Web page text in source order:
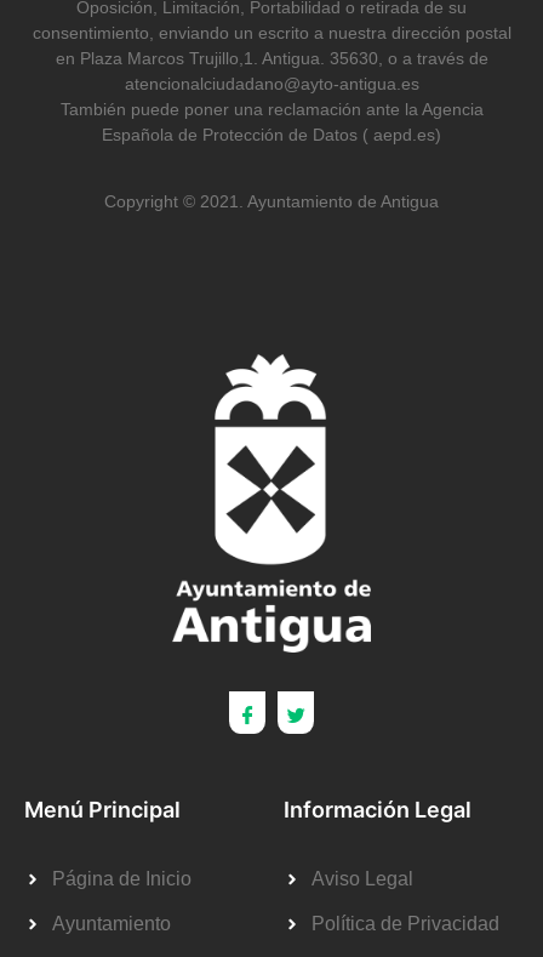
Oposición, Limitación, Portabilidad o retirada de su
consentimiento, enviando un escrito a nuestra dirección postal
en Plaza Marcos Trujillo,1. Antigua. 35630, o a través de
atencionalciudadano@ayto-antigua.es
También puede poner una reclamación ante la Agencia
Española de Protección de Datos ( aepd.es)
Copyright © 2021. Ayuntamiento de Antigua
Menú Principal
Página de Inicio
Ayuntamiento
Información Legal
Aviso Legal
Política de Privacidad